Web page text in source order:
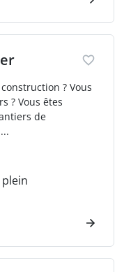
? Vous
? Vous êtes
de